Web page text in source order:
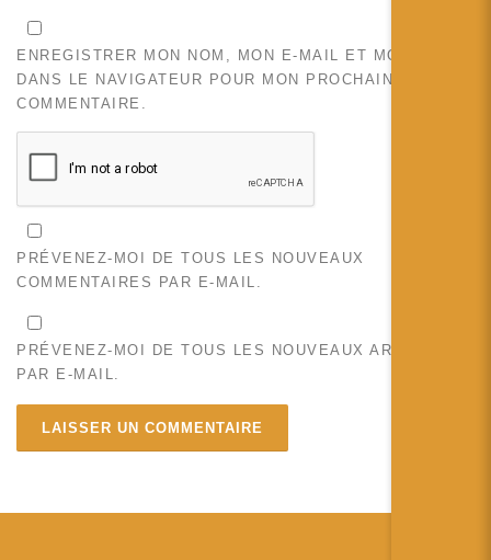
ENREGISTRER MON NOM, MON E-MAIL ET MON SITE
DANS LE NAVIGATEUR POUR MON PROCHAIN
COMMENTAIRE.
PRÉVENEZ-MOI DE TOUS LES NOUVEAUX
COMMENTAIRES PAR E-MAIL.
PRÉVENEZ-MOI DE TOUS LES NOUVEAUX ARTICLES
PAR E-MAIL.